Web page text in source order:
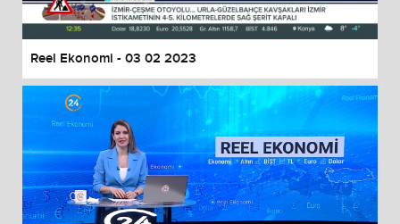
Reel Ekonomi - 03 02 2023